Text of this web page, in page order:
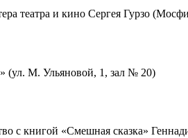
театра и кино Сергея Гурзо
(ул. М. Ульяновой, 1, зал № 20)
с книгой «Смешная сказка»